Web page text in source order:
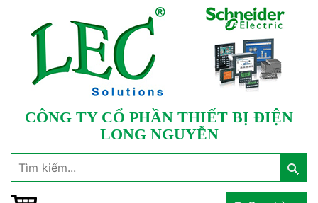
CÔNG TY CỔ PHẦN THIẾT BỊ ĐIỆN
LONG NGUYỄN